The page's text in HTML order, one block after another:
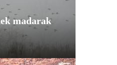
madarak